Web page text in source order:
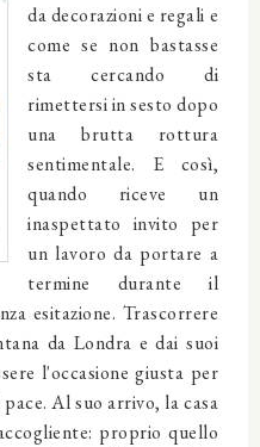
da decorazioni e regali e
come se non bastasse
sta cercando di
rimettersi in sesto dopo
una brutta rottura
sentimentale. E così,
quando riceve un
inaspettato invito per
un lavoro da portare a
termine durante il
esitazione. Trascorrere
da Londra e dai suoi
l'occasione giusta per
Al suo arrivo, la casa
proprio quello